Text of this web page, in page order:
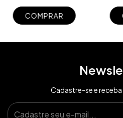
COMPRAR
Cadastre-se e